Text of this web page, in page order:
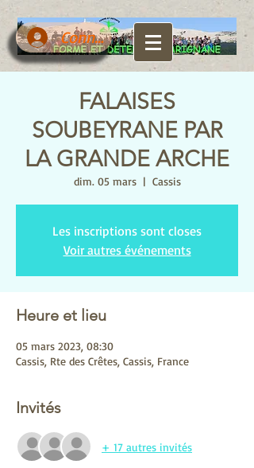
Connexion
FALAISES
SOUBEYRANE PAR
LA GRANDE ARCHE
dim. 05 mars
  |
Cassis
Les inscriptions sont closes
Voir autres événements
Heure et lieu
05 mars 2023, 08:30
Cassis, Rte des Crêtes, Cassis, France
Invités
+ 17 autres invités